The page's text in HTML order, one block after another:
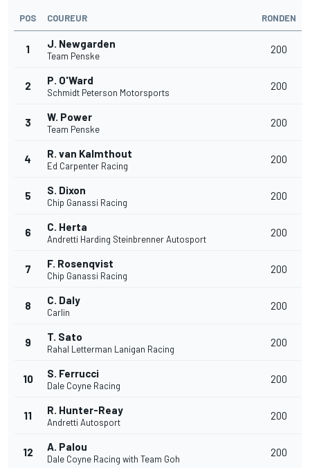
POS COUREUR RONDEN
1 J. Newgarden
Team Penske
200
2 P. O'Ward
Schmidt Peterson Motorsports
200
3 W. Power
Team Penske
200
4 R. van Kalmthout
Ed Carpenter Racing
200
5 S. Dixon
Chip Ganassi Racing
200
6 C. Herta
Andretti Harding Steinbrenner Autosport
200
7 F. Rosenqvist
Chip Ganassi Racing
200
8 C. Daly
Carlin
200
9 T. Sato
Rahal Letterman Lanigan Racing
200
10 S. Ferrucci
Dale Coyne Racing
200
11 R. Hunter-Reay
Andretti Autosport
200
12 A. Palou
Dale Coyne Racing with Team Goh
200